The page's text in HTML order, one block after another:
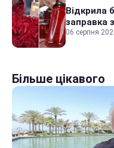
Відкрила
заправка
06 серпня
Більше цікавого